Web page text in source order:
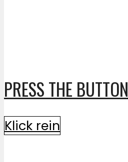
PRESS THE BUTTON
Klick rein